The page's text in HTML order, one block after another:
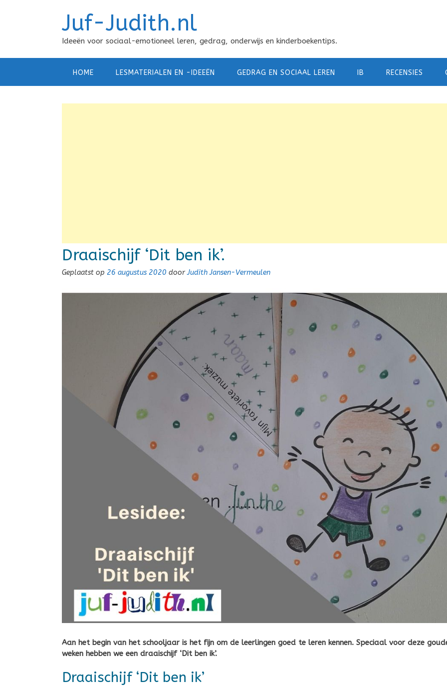
Juf-Judith.nl
Ideeën voor sociaal-emotioneel leren, gedrag, onderwijs en kinderboekentips.
HOME LESMATERIALEN EN -IDEEËN GEDRAG EN SOCIAAL LEREN IB RECENSIES
Draaischijf ‘Dit ben ik’.
Geplaatst op 26 augustus 2020 doorJudith Jansen-Vermeulen
Aan het begin van het schooljaar is het fijn om de leerlingen goed te leren kennen. Speciaal voor deze
weken hebben we een draaischijf ‘Dit ben ik’.
Draaischijf ‘Dit ben ik’